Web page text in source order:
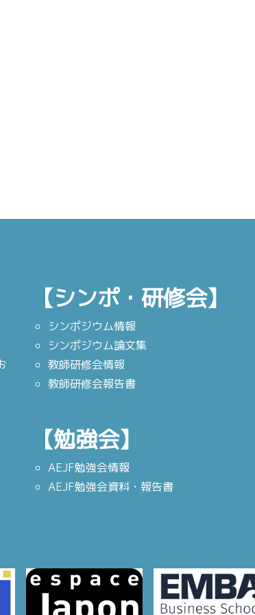
【シンポ・研修会】
シンポジウム情報
シンポジウム論文集
教師研修会情報
教師研修会報告書
【勉強会】
AEJF勉強会情報
AEJF勉強会資料・報告書